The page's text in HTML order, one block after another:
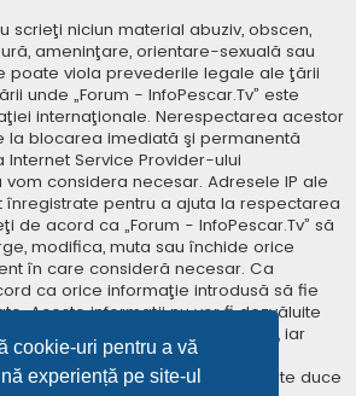
cookie-uri pentru a vă
experiență pe site-ul
scrieţi niciun material abuziv, obscen,
ameninţare, orientare-sexuală sau
poate viola prevederile legale ale ţării
unde „Forum - InfoPescar.Tv” este
internaţionale. Nerespectarea acestor
la blocarea imediată şi permanentă
Service Provider-ului
considera necesar. Adresele IP ale
înregistrate pentru a ajuta la respectarea
de acord ca „Forum - InfoPescar.Tv” să
modifica, muta sau închide orice
în care consideră necesar. Ca
ca orice informaţie introdusă să fie
Aceste informaţii nu vor fi dezvăluite
consimţământul dumneavoastră, iar
sau phpBB nu pot fi consideraţi
încercare de hacking care poate duce